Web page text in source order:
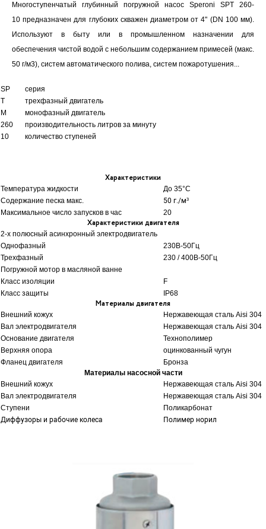
Многоступенчатый глубинный погружной насос Speroni SPT 260-
10 предназначен для глубоких скважен диаметром от 4" (DN 100 мм).
Используют в быту или в промышленном назначении для
обеспечения чистой водой с небольшим содержанием примесей (макс.
50 г/м3), систем автоматического полива, систем пожаротушения...
SP
серия
T
трехфазный двигатель
M
монофазный двигатель
260
производительность литров за минуту
10
количество ступеней
Характеристики
Температура жидкости До 35°C
Содержание песка макс.
50 г./м³
Максимальное число запусков в час
20
Характеристики двигателя
2-х полюсный асинхронный электродвигатель
Однофазный
230В-50Гц
Трехфазный
230 / 400В-50Гц
Погружной мотор в масляной ванне
Класс изоляции
F
Класс защиты
IP68
Материалы двигателя
Внешний кожух
Нержавеющая сталь Aisi 304
Вал электродвигателя
Нержавеющая сталь Aisi 304
Основание двигателя
Технополимер
Верхняя опора
оцинкованный чугун
Фланец двигателя
Бронза
Материалы насосной части
Внешний кожух
Нержавеющая сталь Aisi 304
Вал электродвигателя
Нержавеющая сталь Aisi 304
Ступени
Поликарбонат
Диффузоры и рабочие колеса
Полимер норил